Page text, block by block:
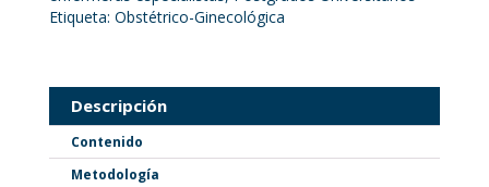
Etiqueta: Obstétrico-Ginecológica
Descripción
Contenido
Metodología